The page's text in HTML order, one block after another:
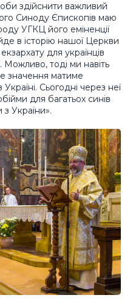
здійснити важливий
Синоду Єпископів маю
УГКЦ його еміненції
в історію нашої Церкви
для українців
Можливо, тоді ми навіть
значення матиме
Сьогодні через неї
для багатьох синів
України».